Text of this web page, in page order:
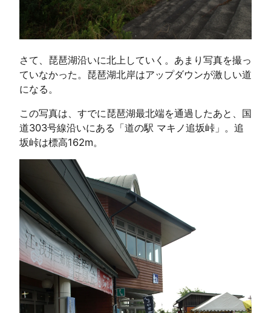
さて、琵琶湖沿いに北上していく。あまり写真を撮っ
ていなかった。琵琶湖北岸はアップダウンが激しい道
になる。
この写真は、すでに琵琶湖最北端を通過したあと、国
道303号線沿いにある「道の駅 マキノ追坂峠」。追
坂峠は標高162m。